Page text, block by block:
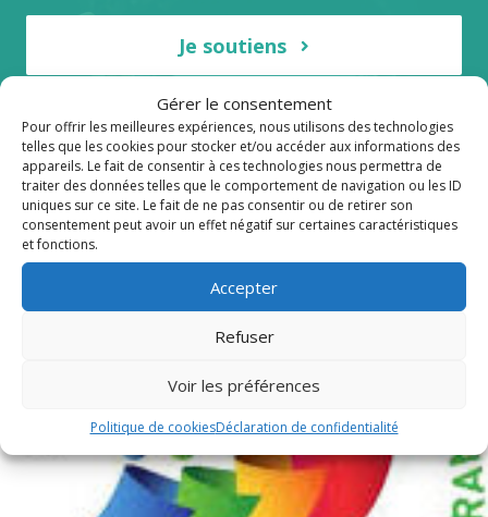
Gérer le consentement
Pour offrir les meilleures expériences, nous utilisons des technologies
telles que les cookies pour stocker et/ou accéder aux informations des
appareils. Le fait de consentir à ces technologies nous permettra de
traiter des données telles que le comportement de navigation ou les ID
uniques sur ce site. Le fait de ne pas consentir ou de retirer son
consentement peut avoir un effet négatif sur certaines caractéristiques
et fonctions.
Accepter
Refuser
Voir les préférences
Politique de cookiesDéclaration de confidentialité
Je soutiens
Publications récentes